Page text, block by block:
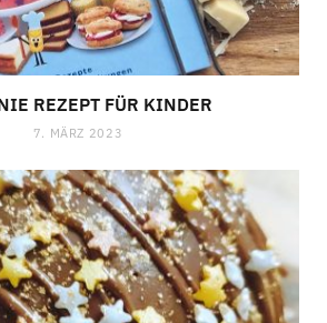
REZEPT FÜR KINDER
7. MÄRZ 2023